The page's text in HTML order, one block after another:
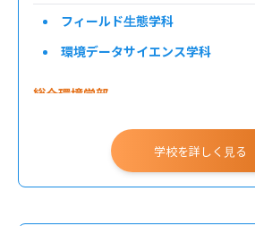
フィールド生態学科
環境データサイエンス学科
総合環境学部
学校を詳しく見る